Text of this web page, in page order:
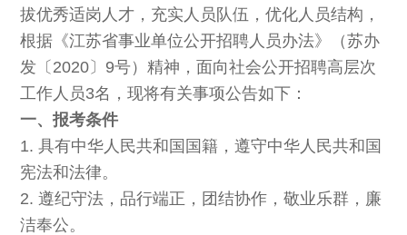
拔优秀适岗人才，充实人员队伍，优化人员结构，
根据《江苏省事业单位公开招聘人员办法》（苏办
发〔2020〕9号）精神，面向社会公开招聘高层次
工作人员3名，现将有关事项公告如下：
一、报考条件
1. 具有中华人民共和国国籍，遵守中华人民共和国
宪法和法律。
2. 遵纪守法，品行端正，团结协作，敬业乐群，廉
洁奉公。